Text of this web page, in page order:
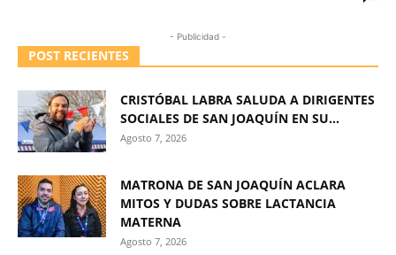
- Publicidad -
POST RECIENTES
CRISTÓBAL LABRA SALUDA A DIRIGENTES
SOCIALES DE SAN JOAQUÍN EN SU...
Agosto 7, 2026
MATRONA DE SAN JOAQUÍN ACLARA
MITOS Y DUDAS SOBRE LACTANCIA
MATERNA
Agosto 7, 2026